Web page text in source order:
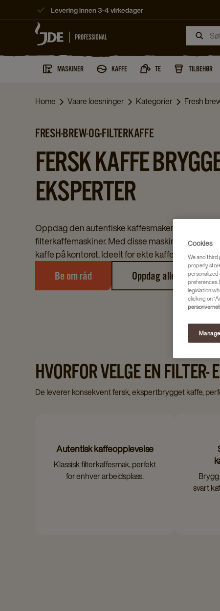
Levering innen 3-4 virkedager
MASKINER KAFFE TE TILBEHØR
Home Vaare loesninger Kategorier Fresh
FRESH-BREW-OG-FILTERKAFFE
FERSK KAFFE
EKSPERTER
Oppdag den autentiske kaffesmaken med våre
filterkaffemaskiner. Med disse maskinene får du
kaffe på kontoret. Ideelt for ekte kaffeelskere.
Be om råd Oppdag alle våre
HVORFOR VELGE EN
De leverer konsekvent fersk, ekspertbrygget kaffe,
Autentisk kaffeopplevelse
Klassisk filterkaffesmak, perfekt
for enhver arbeidsplass.
Brygg
svart
Cookies
We and third
properly,
personalized
preferences.
legislation
clicking on